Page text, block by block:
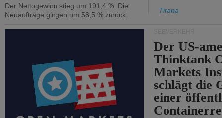
Der Nettogewinn stieg um 191,4 %. Die
Neuaufträge gingen um 58,5 % zurück.
Tirana
Der US-
Thinktank
Markets
schlägt die
einer